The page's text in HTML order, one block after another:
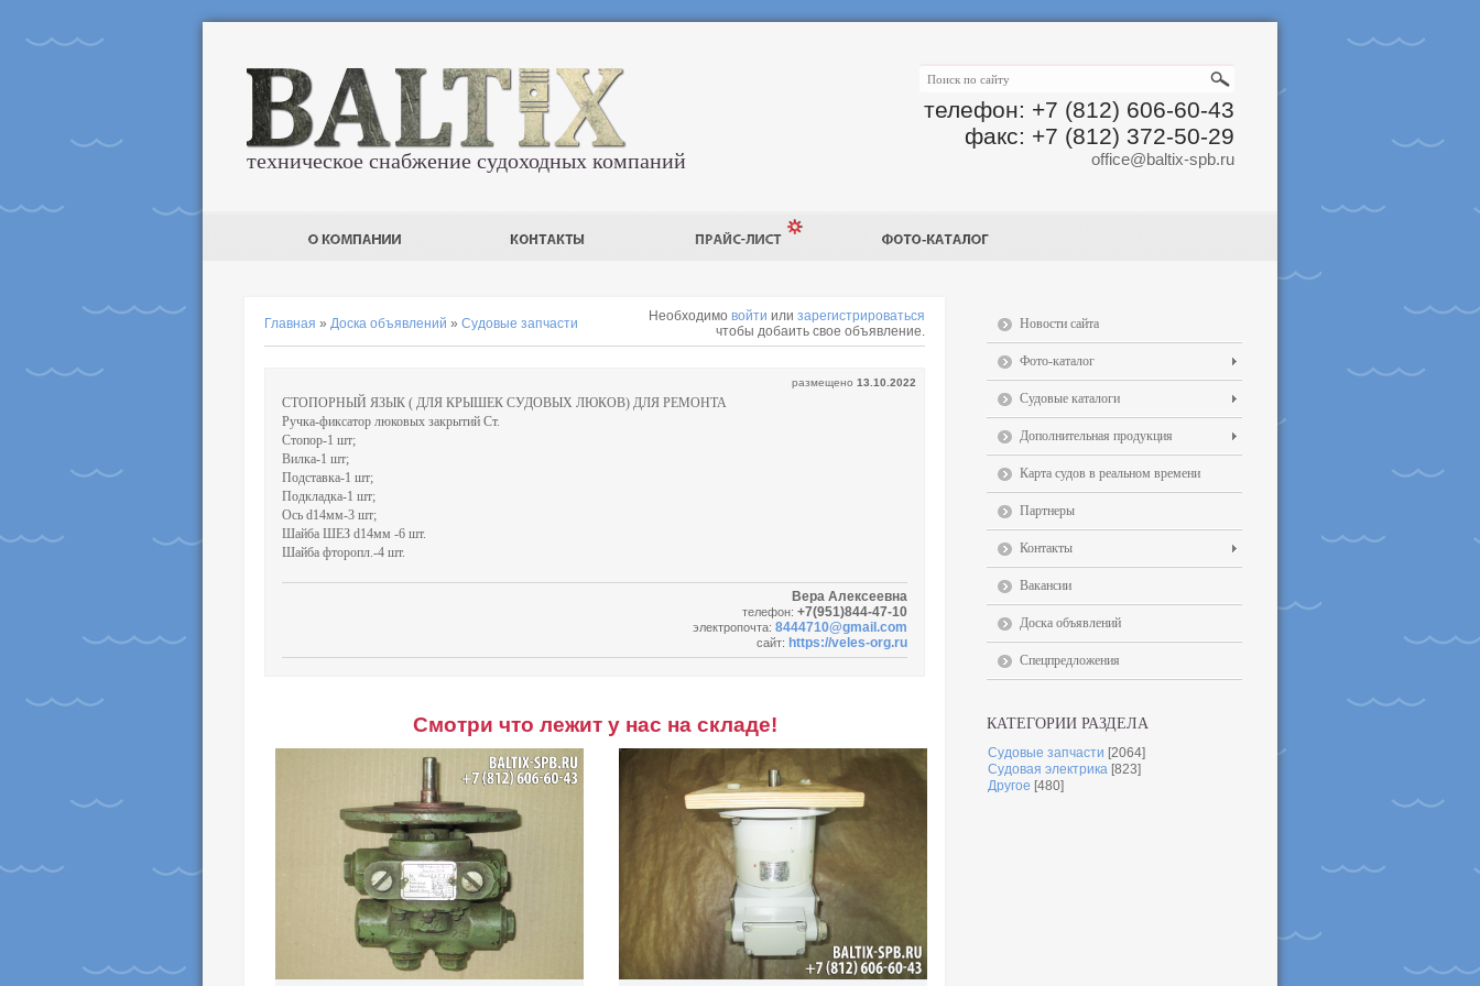
телефон: +7 (812) 606-60-43
факс: +7 (812) 372-50-29
office@baltix-spb.ru
техническое снабжение судоходных компаний
Главная » Доска объявлений » Судовые запчасти Необходимо войти или зарегистрироваться
чтобы добаить свое объявление.
размещено 13.10.2022
СТОПОРНЫЙ ЯЗЫК ( ДЛЯ КРЫШЕК СУДОВЫХ ЛЮКОВ) ДЛЯ РЕМОНТА
Ручка-фиксатор люковых закрытий Ст.
Стопор-1 шт;
Вилка-1 шт;
Подставка-1 шт;
Подкладка-1 шт;
Ось d14мм-3 шт;
Шайба ШЕЗ d14мм -6 шт.
Шайба фторопл.-4 шт.
Вера Алексеевна
телефон: +7(951)844-47-10
электропочта: 8444710@gmail.com
сайт: https://veles-org.ru
Смотри что лежит у нас на складе!
Новости сайта
Фото-каталог
Судовые каталоги
Дополнительная продукция
Карта судов в реальном времени
Партнеры
Контакты
Вакансии
Доска объявлений
Спецпредложения
КАТЕГОРИИ РАЗДЕЛА
Судовые запчасти [2064]
Судовая электрика [823]
Другое [480]